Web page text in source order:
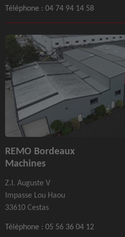
Téléphone : 04 74 94 14 58
REMO Bordeaux
Machines
Z.I. Auguste V
Impasse Lou Haou
33610 Cestas
Téléphone : 05 56 36 04 12